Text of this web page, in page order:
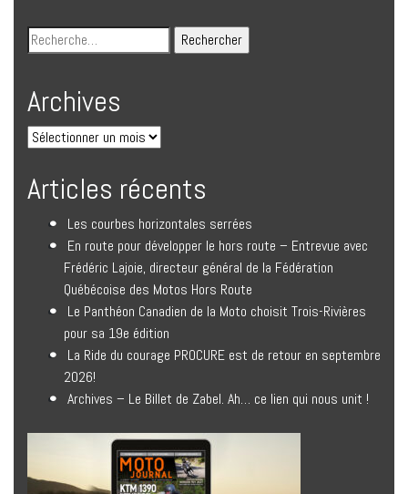
Archives
Articles récents
Les courbes horizontales serrées
En route pour développer le hors route – Entrevue avec
Frédéric Lajoie, directeur général de la Fédération
Québécoise des Motos Hors Route
Le Panthéon Canadien de la Moto choisit Trois-Rivières
pour sa 19e édition
La Ride du courage PROCURE est de retour en septembre
2026!
Archives – Le Billet de Zabel. Ah… ce lien qui nous unit !